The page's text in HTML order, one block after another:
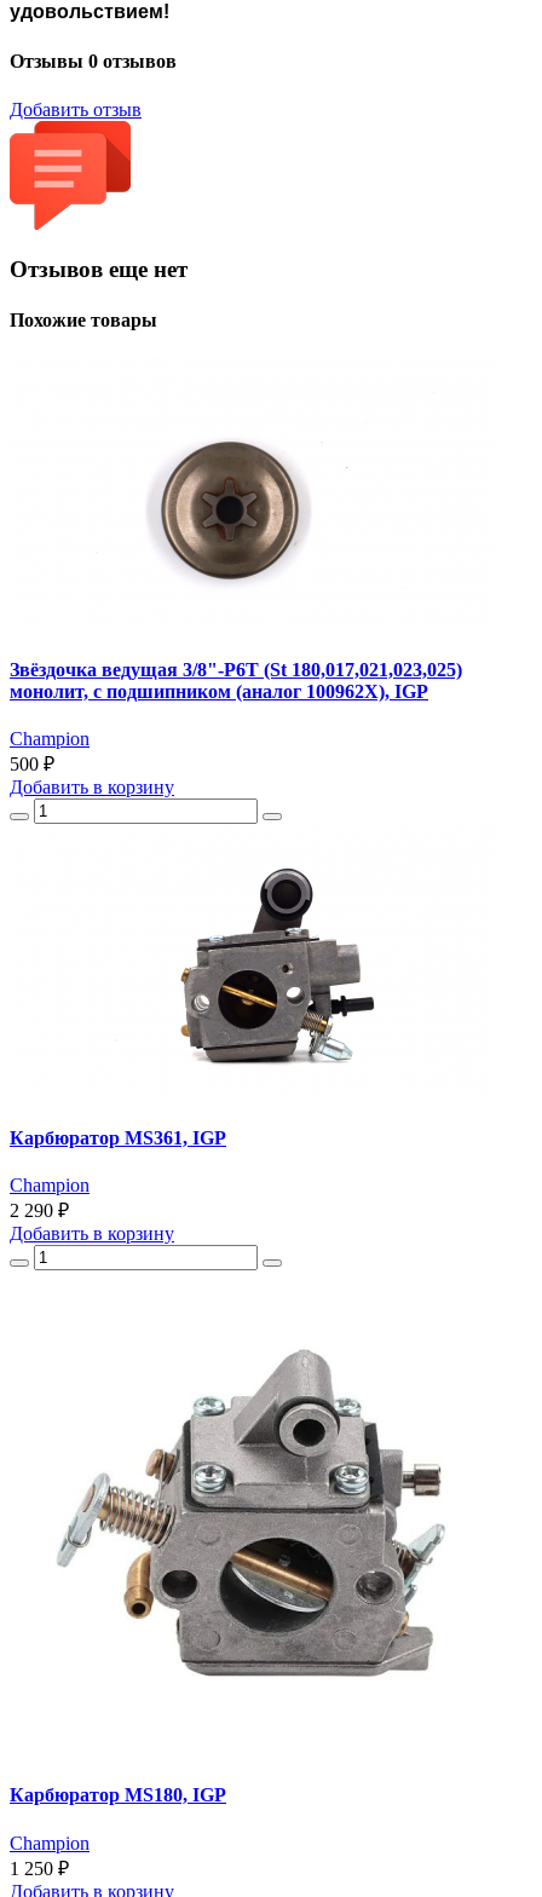
удовольствием!
Отзывы 0 отзывов
Добавить отзыв
Отзывов еще нет
Похожие товары
Звёздочка ведущая 3/8"-Р6Т (St 180,017,021,023,025)
монолит, с подшипником (аналог 100962Х), IGP
Champion
500 ₽
Добавить в корзину
Карбюратор MS361, IGP
Champion
2 290 ₽
Добавить в корзину
Карбюратор MS180, IGP
Champion
1 250 ₽
Добавить в корзину